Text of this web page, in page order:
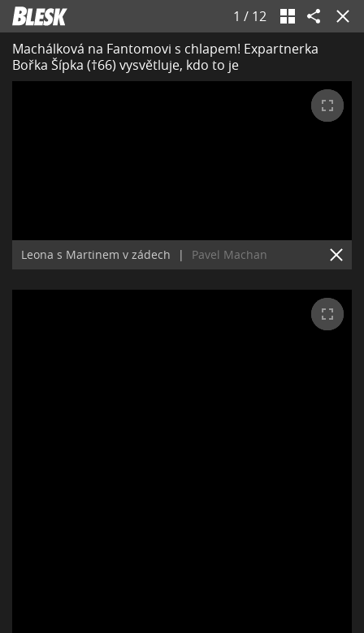
1 / 12
Machálková na Fantomovi s chlapem! Expartnerka
Bořka Šípka (†66) vysvětluje, kdo to je
Leona s Martinem v zádech | Pavel Machan